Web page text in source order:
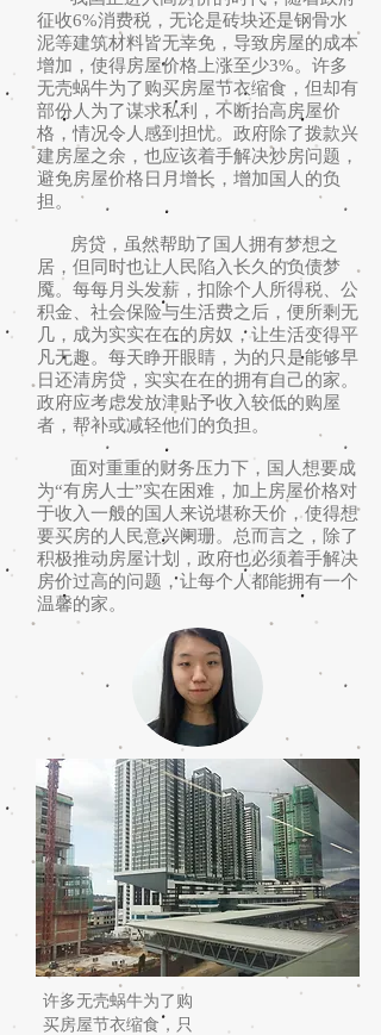
征收6%消费税，无论是砖块还是钢骨水
泥等建筑材料皆无幸免，导致房屋的成本
增加，使得房屋价格上涨至少3%。许多
无壳蜗牛为了购买房屋节衣缩食，但却有
部份人为了谋求私利，不断抬高房屋价
格，情况令人感到担忧。政府除了拨款兴
建房屋之余，也应该着手解决炒房问题，
避免房屋价格日月增长，增加国人的负
担。
房贷，虽然帮助了国人拥有梦想之
居，但同时也让人民陷入长久的负债梦
魇。每每月头发薪，扣除个人所得税、公
积金、社会保险与生活费之后，便所剩无
几，成为实实在在的房奴，让生活变得平
凡无趣。每天睁开眼睛，为的只是能够早
日还清房贷，实实在在的拥有自己的家。
政府应考虑发放津贴予收入较低的购屋
者，帮补或减轻他们的负担。
面对重重的财务压力下，国人想要成
为“有房人士”实在困难，加上房屋价格对
于收入一般的国人来说堪称天价，使得想
要买房的人民意兴阑珊。总而言之，除了
积极推动房屋计划，政府也必须着手解决
房价过高的问题，让每个人都能拥有一个
温馨的家。
许多无壳蜗牛为了购
买房屋节衣缩食，只